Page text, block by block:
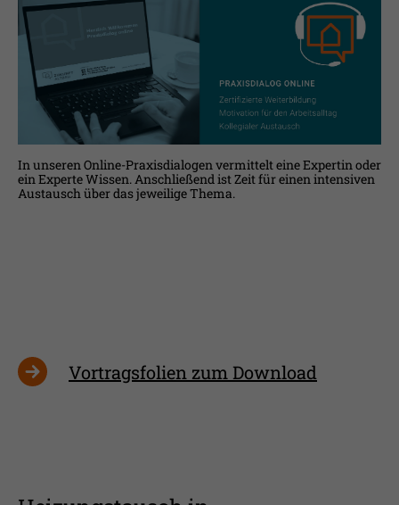
In unseren Online-Praxisdialogen vermittelt eine Expertin oder
ein Experte Wissen. Anschließend ist Zeit für einen intensiven
Austausch über das jeweilige Thema.
Vortragsfolien zum Download
Zweck
Erfasst Statistiken über Besuche des
Benutzers auf der Webseite, wie z.B. die
Anzahl der Besuche, durchschnittliche
Verweildauer auf der Webseite und
welche Seiten gelesen wurden.
Name _pk_ses
Ihnen zusätzliche Informationen anzubieten.